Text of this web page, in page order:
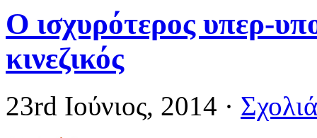
Ο ισχυρότερος υπερ-
κινεζικός
23rd Ιούνιος, 2014 ·